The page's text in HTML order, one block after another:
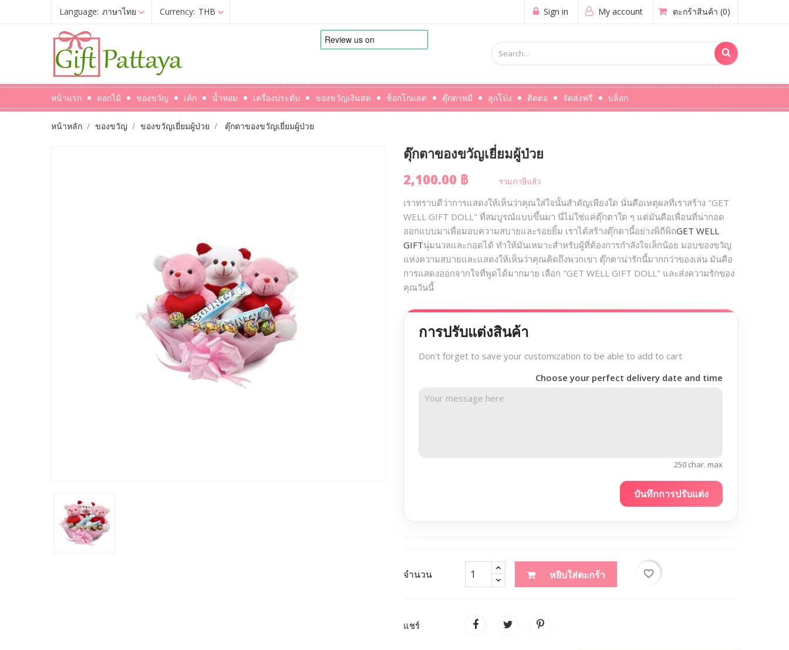
Language: ภาษาไทย Currency: THB My account
Sign in ตะกร้าสินค้า (0)
หน้าแรก ดอกไม้ ของขวัญ เค้ก น้ำหอม เครื่องประดับ ของขวัญเงินสด ช็อกโกแลต ตุ๊กตาหมี ลูกโป่ง ติดต่อ จัดส่งฟรี บล็อก
หน้าหลัก ของขวัญ ของขวัญเยี่ยมผู้ป่วย ตุ๊กตาของขวัญเยี่ยมผู้ป่วย
ตุ๊กตาของขวัญเยี่ยมผู้ป่วย
2,100.00 ฿
รวมภาษีแล้ว
เราทราบดีว่าการแสดงให้เห็นว่าคุณใส่ใจนั้นสำคัญเพียงใด นั่นคือเหตุผลที่เราสร้าง "GET
WELL GIFT DOLL" ที่สมบูรณ์แบบขึ้นมา นี่ไม่ใช่แค่ตุ๊กตาใด ๆ แต่มันคือเพื่อนที่น่ากอด
ออกแบบมาเพื่อมอบความสบายและรอยยิ้ม เราได้สร้างตุ๊กตานี้อย่างพิถีพิถGET WELL
GIFT่นุ่มนวลและกอดได้ ทำให้มันเหมาะสำหรับผู้ที่ต้องการกำลังใจเล็กน้อย มอบของขวัญ
แห่งความสบายและแสดงให้เห็นว่าคุณคิดถึงพวกเขา ตุ๊กตาน่ารักนี้มากกว่าของเล่น มันคือ
การแสดงออกจากใจที่พูดได้มากมาย เลือก "GET WELL GIFT DOLL" และส่งความรักของ
คุณวันนี้
การปรับแต่งสินค้า
Don't forget to save your customization to be able to add to cart
Choose your perfect delivery date and time
250 char. max
บันทึกการปรับแต่ง
จำนวน หยิบใส่ตะกร้า favorite_border
แชร์